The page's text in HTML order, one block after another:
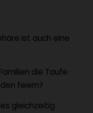
ist auch eine
die Taufe
feiern?
gleichzeitig